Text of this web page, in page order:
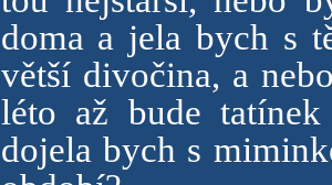
doma a jela bych s
větší divočina, a
léto až bude
dojela bych s